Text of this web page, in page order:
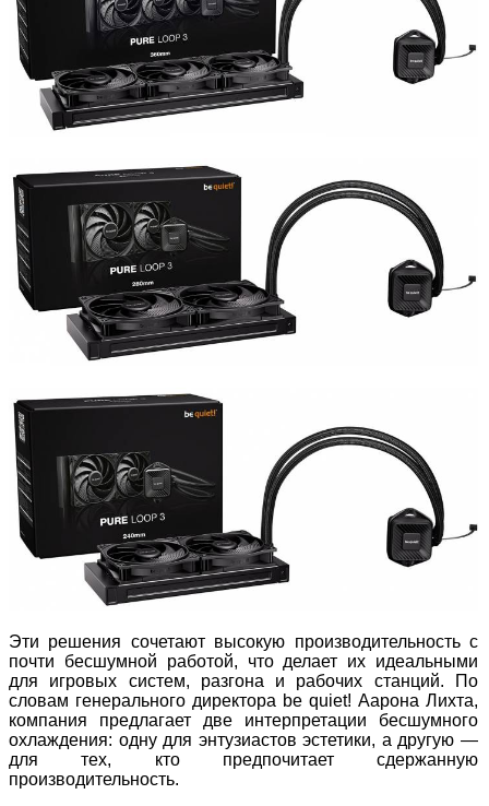
Эти решения сочетают высокую производительность с
почти бесшумной работой, что делает их идеальными
для игровых систем, разгона и рабочих станций. По
словам генерального директора be quiet! Аарона Лихта,
компания предлагает две интерпретации бесшумного
охлаждения: одну для энтузиастов эстетики, а другую —
для тех, кто предпочитает сдержанную
производительность.